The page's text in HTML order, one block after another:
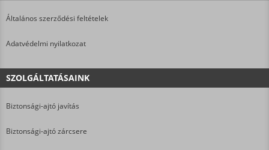
Általános szerződési feltételek
Adatvédelmi nyilatkozat
SZOLGÁLTATÁSAINK
Biztonsági-ajtó javítás
Biztonsági-ajtó zárcsere